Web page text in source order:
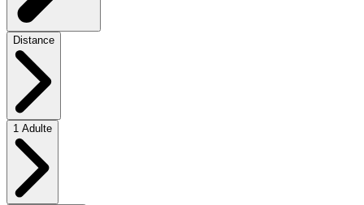
Distance
1 Adulte